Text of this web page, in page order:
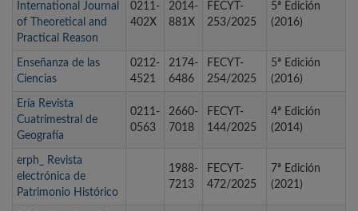
International Journal
of Theoretical and
Practical Reason
0211-
402X
2014-
881X
FECYT-
253/2025
5ª Edición
(2016)
Enseñanza de las
Ciencias
0212-
4521
2174-
6486
FECYT-
254/2025
5ª Edición
(2016)
Ería Revista
Cuatrimestral de
Geografía
0211-
0563
2660-
7018
FECYT-
144/2025
4ª Edición
(2014)
erph_ Revista
electrónica de
Patrimonio Histórico
1988-
7213
FECYT-
472/2025
7ª Edición
(2021)